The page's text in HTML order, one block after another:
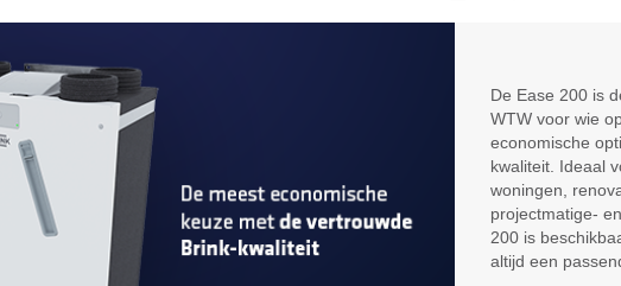
De Ease 200 is
WTW voor wie
economische
kwaliteit. Ideaal
woningen,
projectmatige-
200 is
altijd een